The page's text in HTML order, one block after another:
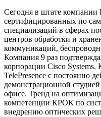
Сегодня в штате
сертифицированных по
специализаций в сферах
центров обработки и
коммуникаций,
Компания 9 раз
корпорации Cisco
TelePresence с постоянно
демонстрационной
офисе. Тренд на
компетенции КРОК по
внедрению оптических